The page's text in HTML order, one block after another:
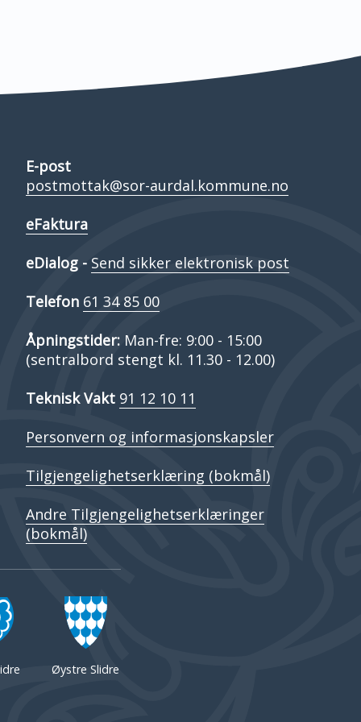
E-post
postmottak@sor-aurdal.kommune.no
eFaktura
eDialog - Send sikker elektronisk post
Telefon 61 34 85 00
Åpningstider: Man-fre: 9:00 - 15:00
(sentralbord stengt kl. 11.30 - 12.00)
Teknisk Vakt 91 12 10 11
Personvern og informasjonskapsler
Tilgjengelighetserklæring (bokmål)
Andre Tilgjengelighetserklæringer
(bokmål)
Øystre Slidre